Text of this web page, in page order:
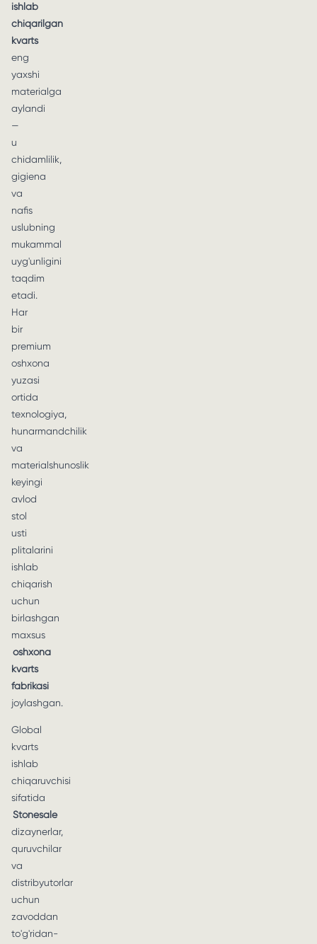
ishlab
chiqarilgan
kvarts
eng
yaxshi
materialga
aylandi
—
u
chidamlilik,
gigiena
va
nafis
uslubning
mukammal
uyg'unligini
taqdim
etadi.
Har
bir
premium
oshxona
yuzasi
ortida
texnologiya,
hunarmandchilik
va
materialshunoslik
keyingi
avlod
stol
usti
plitalarini
ishlab
chiqarish
uchun
birlashgan
maxsus
oshxona
kvarts
fabrikasi
joylashgan.
Global
kvarts
ishlab
chiqaruvchisi
sifatida
Stonesale
dizaynerlar,
quruvchilar
va
distribyutorlar
uchun
zavoddan
to'g'ridan-